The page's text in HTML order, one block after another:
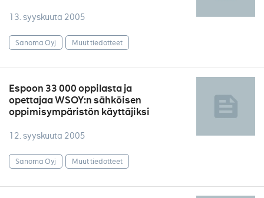
13. syyskuuta 2005
Sanoma Oyj Muut tiedotteet
Espoon 33 000 oppilasta ja
opettajaa WSOY:n sähköisen
oppimisympäristön käyttäjiksi
12. syyskuuta 2005
Sanoma Oyj Muut tiedotteet